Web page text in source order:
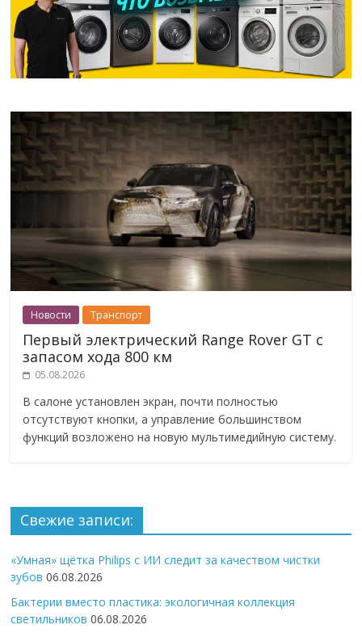
Новости Транспорт
Первый электрический Range Rover GT с
запасом хода 800 км
05.08.2026
В салоне установлен экран, почти полностью
отсутствуют кнопки, а управление большинством
функций возложено на новую мультимедийную систему.
Свежие записи:
«Умная» щётка Philips с ИИ следит за качеством чистки
зубов 06.08.2026
Бактерии вместо пластика: экологичная коллекция
светильников 06.08.2026